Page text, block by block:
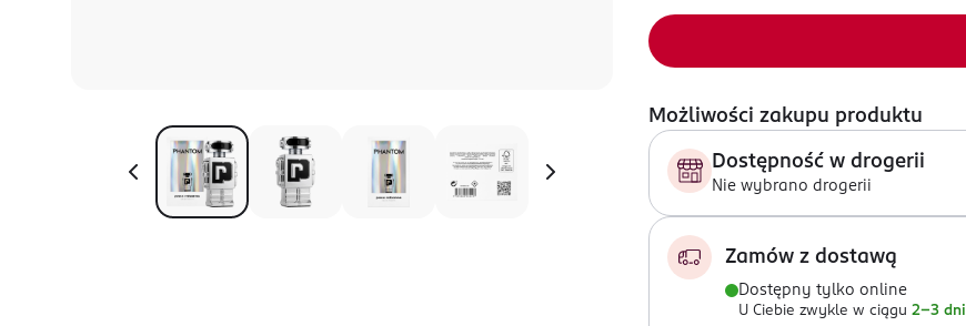
Możliwości zakupu produktu
Dostępność w drogerii
Nie wybrano drogerii
Zamów z dostawą
Dostępny tylko online
U Ciebie zwykle w ciągu 2-3 dni